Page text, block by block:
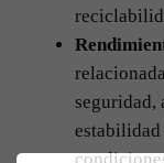
seguridad,